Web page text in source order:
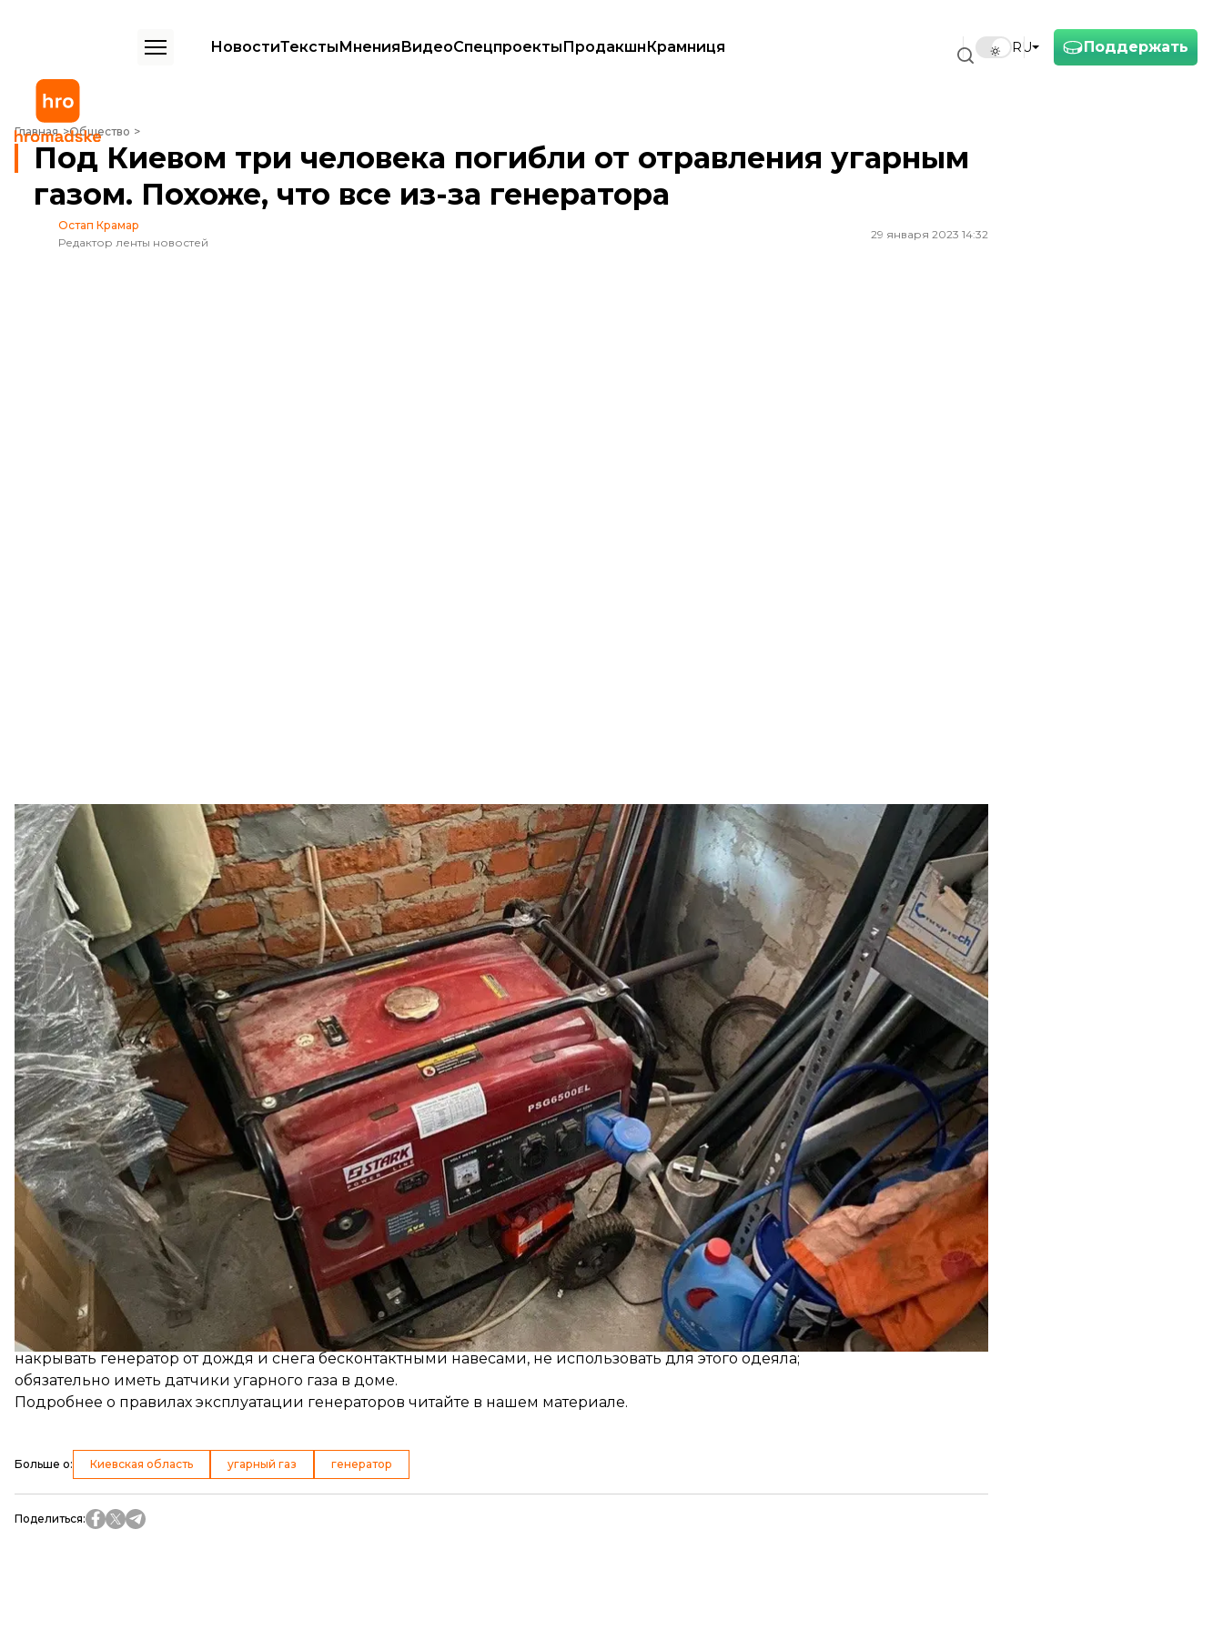
Поддержать
RU
НовостиТекстыМненияВидеоСпецпроектыПродакшнКрамниця
Главная Общество
Под Киевом три человека погибли от отравления угарным газом. Похоже, что все из-за генератора
Под Киевом три человека погибли от отравления угарным
газом. Похоже, что все из-за генератора
Остап Крамар
Редактор ленты новостей
29 января 2023 14:32
Генератор, работавший в доме погибших
ANDRII NEBYTOV / Facebook
В Княжичах Киевской области от отравления угарным газом погибли три человека. Похоже, причиной смерти стала работа
генератора.
Об этомсообщил
глава полиции Киевской области Андрей Небытов.
Так, в частном доме обнаружили 45-летнего хозяина и двух его гостей: 51-летнего мужчину и 48-летнюю женщину. Генератор
находился в гаражном помещении, которое примыкало к дому и имело плохую вентиляцию. В настоящее время
правоохранители устанавливают все обстоятельства гибели людей.
Напомним, что только за последние два месяца в Украине из-за неправильного использования альтернативных средств
обогрева и освещенияугарным газом отравились более 800 человек. Тем, кто пользуется генераторами, спасатели советуют:
подключать генератор только на открытом воздухе;
устанавливать генератор на расстоянии до окон и дверей не менее 6 метров;
держать генератор на расстоянии не менее 1 метра от стен и любых воспламеняющихся предметов;
накрывать генератор от дождя и снега бесконтактными навесами, не использовать для этого одеяла;
обязательно иметь датчики угарного газа в доме.
Подробнее о правилах эксплуатации генераторов читайте в нашем материале.
Больше о: Киевская область угарный газ генератор
Поделиться: